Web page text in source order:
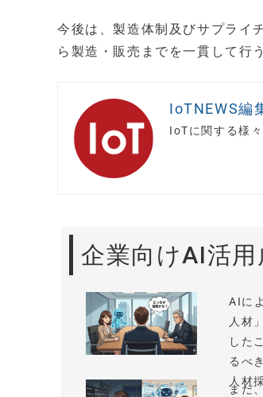
今後は、製造体制及びサプライ
ら製造・販売までを一貫して行
IoTNEWS編
IoTに関する様
企業向けAI活用
AIに
人材
した
るべ
人材
まだ